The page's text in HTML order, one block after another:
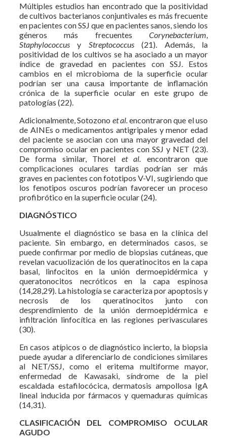
Múltiples estudios han encontrado que la positividad
de cultivos bacterianos conjuntivales es más frecuente
en pacientes con SSJ que en pacientes sanos, siendo los
géneros más frecuentes Corynebacterium
Staphylococcus y Streptococcus(21). Además, la
positividad de los cultivos se ha asociado a un mayor
índice de gravedad en pacientes con SSJ. Estos
cambios en el microbioma de la superficie ocular
podrían ser una causa importante de inflamación
crónica de la superficie ocular en este grupo de
patologías (22).
Adicionalmente, Sotozono et al. encontraron que el uso
de AINEs o medicamentos antigripales y menor edad
del paciente se asocian con una mayor gravedad del
compromiso ocular en pacientes con SSJ y NET (23).
De forma similar, Thorel et al.
encontraron que
complicaciones oculares tardías podrían ser más
graves en pacientes con fototipos V-VI, sugiriendo que
los fenotipos oscuros podrían favorecer un proceso
profibrótico en la superficie ocular (24).
DIAGNÓSTICO
Usualmente el diagnóstico se basa en la clínica del
paciente. Sin embargo, en determinados casos, se
puede confirmar por medio de biopsias cutáneas, que
revelan vacuolización de los queratinocitos en la capa
basal, linfocitos en la unión dermoepidérmica y
queratonocitos necróticos en la capa espinosa
(14,28,29). La histología se caracteriza por apoptosis y
necrosis de los queratinocitos junto con
desprendimiento de la unión dermoepidérmica e
infiltración linfocítica en las regiones perivasculares
(30).
En casos atípicos o de diagnóstico incierto, la biopsia
puede ayudar a diferenciarlo de condiciones similares
al NET/SSJ, como el eritema multiforme mayor,
enfermedad de Kawasaki, síndrome de la piel
escaldada estafilocócica, dermatosis ampollosa IgA
lineal inducida por fármacos y quemaduras químicas
(14,31).
CLASIFICACIÓN DEL COMPROMISO OCULAR
AGUDO